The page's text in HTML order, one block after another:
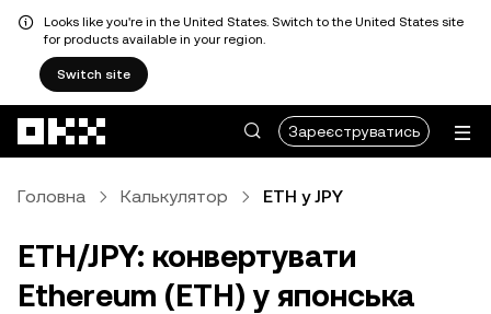
Looks like you're in the United States. Switch to the United States site
for products available in your region.
Switch site
Зареєструватись
Головна Калькулятор ETH у JPY
ETH/JPY: конвертувати
Ethereum (ETH) у японська